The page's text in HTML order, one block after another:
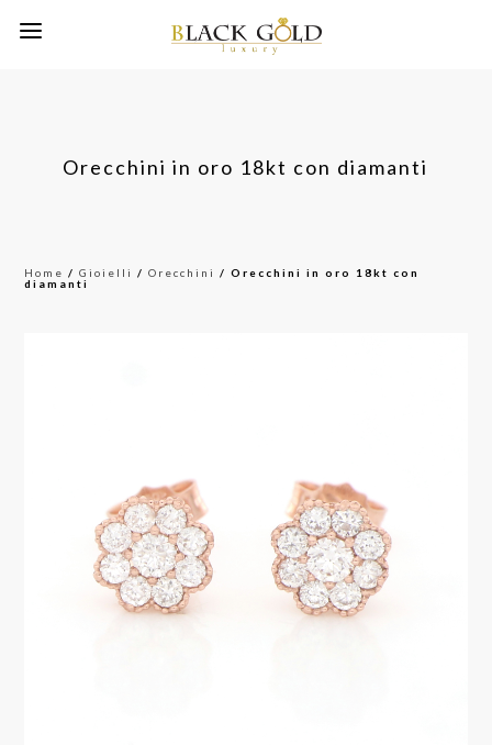
Orecchini in oro 18kt con diamanti
Home /Gioielli /Orecchini / Orecchini in oro 18kt con
diamanti